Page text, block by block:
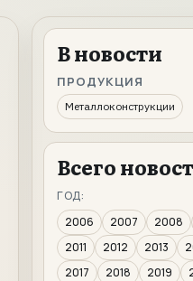
В новости
ПРОДУКЦИЯ
Металлоконструкции
Всего
ГОД:
2006
2007 2008
2011
2012 2013
2017
2018 2019